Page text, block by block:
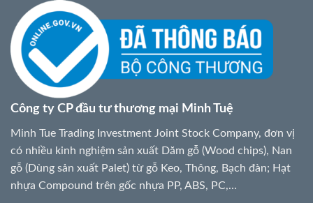
Công ty CP đầu tư thương mại Minh Tuệ
Minh Tue Trading Investment Joint Stock Company, đơn vị
có nhiều kinh nghiệm sản xuất Dăm gỗ (Wood chips), Nan
gỗ (Dùng sản xuất Palet) từ gỗ Keo, Thông, Bạch đàn; Hạt
nhựa Compound trên gốc nhựa PP, ABS, PC,…